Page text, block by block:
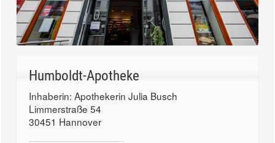
Humboldt-Apotheke
Inhaberin: Apothekerin Julia Busch
Limmerstraße 54
30451 Hannover